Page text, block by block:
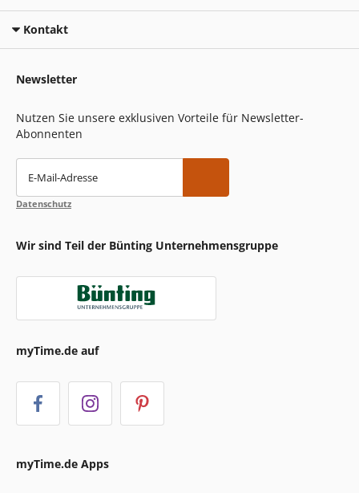
Kontakt
Newsletter
Nutzen Sie unsere exklusiven Vorteile für Newsletter-
Abonnenten
E-Mail-Adresse
Datenschutz
Wir sind Teil der Bünting Unternehmensgruppe
myTime.de auf
myTime.de Apps